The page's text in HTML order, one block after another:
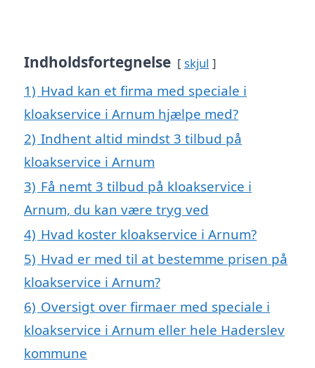
Indholdsfortegnelse skjul
1) Hvad kan et firma med speciale i
kloakservice i Arnum hjælpe med?
2) Indhent altid mindst 3 tilbud på
kloakservice i Arnum
3) Få nemt 3 tilbud på kloakservice i
Arnum, du kan være tryg ved
4) Hvad koster kloakservice i Arnum?
5) Hvad er med til at bestemme prisen på
kloakservice i Arnum?
6) Oversigt over firmaer med speciale i
kloakservice i Arnum eller hele Haderslev
kommune